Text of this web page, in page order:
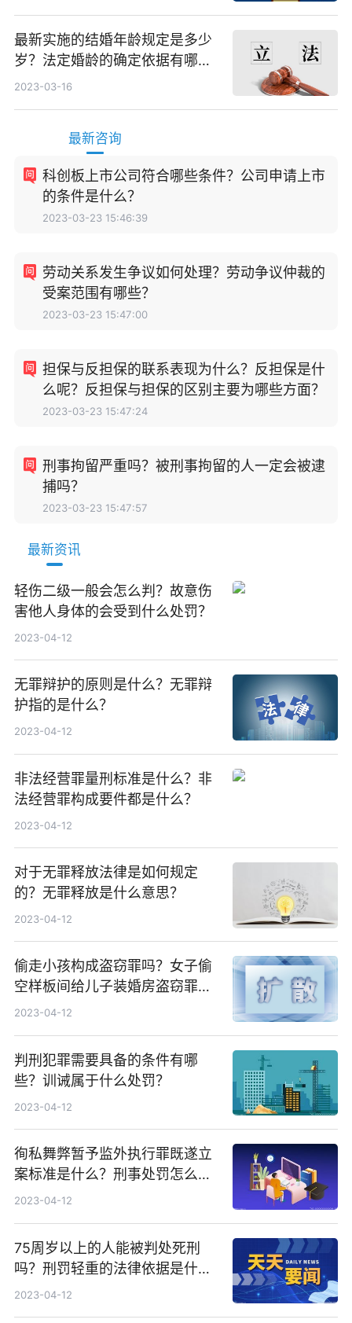
最新实施的结婚年龄规定是多少
岁？法定婚龄的确定依据有哪
些？
2023-03-16
最新咨询
科创板上市公司符合哪些条件？公司申请上市
的条件是什么？
2023-03-23 15:46:39
劳动关系发生争议如何处理？劳动争议仲裁的
受案范围有哪些？
2023-03-23 15:47:00
担保与反担保的联系表现为什么？反担保是什
么呢？反担保与担保的区别主要为哪些方面？
2023-03-23 15:47:24
刑事拘留严重吗？被刑事拘留的人一定会被逮
捕吗？
2023-03-23 15:47:57
最新资讯
轻伤二级一般会怎么判？故意伤
害他人身体的会受到什么处罚？
2023-04-12
无罪辩护的原则是什么？无罪辩
护指的是什么？
2023-04-12
非法经营罪量刑标准是什么？非
法经营罪构成要件都是什么？
2023-04-12
对于无罪释放法律是如何规定
的？无罪释放是什么意思？
2023-04-12
偷走小孩构成盗窃罪吗？女子偷
空样板间给儿子装婚房盗窃罪如
何处罚？
2023-04-12
判刑犯罪需要具备的条件有哪
些？训诫属于什么处罚？
2023-04-12
徇私舞弊暂予监外执行罪既遂立
案标准是什么？刑事处罚怎么进
行处罚？
2023-04-12
75周岁以上的人能被判处死刑
吗？刑罚轻重的法律依据是什
么？
2023-04-12